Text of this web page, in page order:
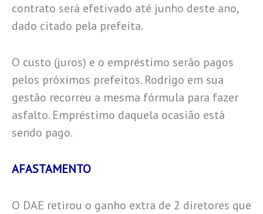
contrato será efetivado até junho deste ano,
dado citado pela prefeita.
O custo (juros) e o empréstimo serão pagos
pelos próximos prefeitos. Rodrigo em sua
gestão recorreu a mesma fórmula para fazer
asfalto. Empréstimo daquela ocasião está
sendo pago.
AFASTAMENTO
O DAE retirou o ganho extra de 2 diretores que